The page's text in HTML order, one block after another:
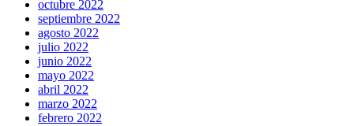
octubre 2022
septiembre 2022
agosto 2022
julio 2022
junio 2022
mayo 2022
abril 2022
marzo 2022
febrero 2022